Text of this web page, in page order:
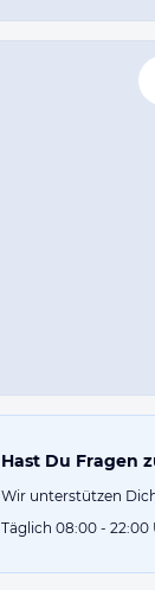
Hast Du Fragen
Wir unterstützen
Täglich 08:00 - 22:00